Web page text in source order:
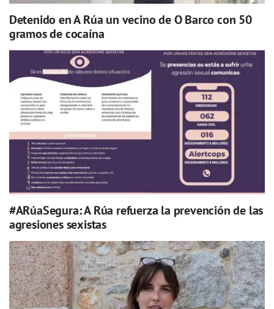
Detenido en A Rúa un vecino de O Barco con 50
gramos de cocaína
#ARúaSegura: A Rúa refuerza la prevención de las
agresiones sexistas